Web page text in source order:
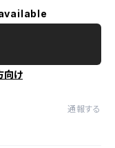
向け
通報する